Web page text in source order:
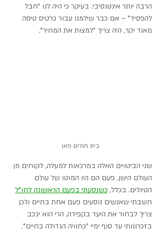
הרבה יותר אינטנסיבי. בעיקר כי היה לנו "חבל
להפסיד" – אם כבר שילמנו עבור כרטיס טיסה
מאוד יקר, היה צריך "למצות את המחיר".
בית חולים פאו
שני הביטויים האלה במרכאות למעלה, לקוחים מן
העולם הישן. פעם הם היו המוטו של עולם
הטיולים. בכלל, כשנסעתי בפעם הראשונה לחו"ל
חשבתי שאנשים נוסעים פעם אחת בחיים ולכן
צריך לבחור את היעד בקפידה, הרי הוא יככב
בזכרונותי עד סוף ימיי "כחוויה הגדולה בחיים".